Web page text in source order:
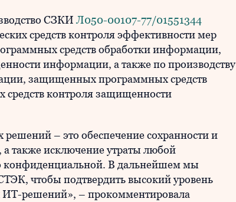
СЗКИ Л050-00107-77/01551344
средств контроля эффективности мер
средств обработки информации,
информации, а также по производству
защищенных программных средств
контроля защищенности
– это обеспечение сохранности и
также исключение утраты любой
конфиденциальной. В дальнейшем мы
чтобы подтвердить высокий уровень
решений», – прокомментировала